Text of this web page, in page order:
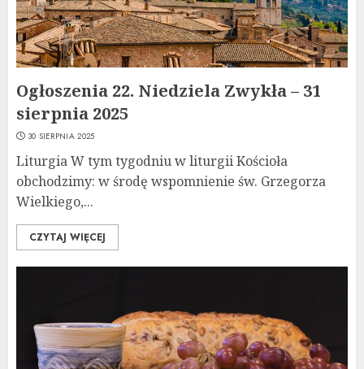
Ogłoszenia 22. Niedziela Zwykła – 31
sierpnia 2025
30 SIERPNIA 2025
Liturgia W tym tygodniu w liturgii Kościoła
obchodzimy: w środę wspomnienie św. Grzegorza
Wielkiego,...
CZYTAJ WIĘCEJ